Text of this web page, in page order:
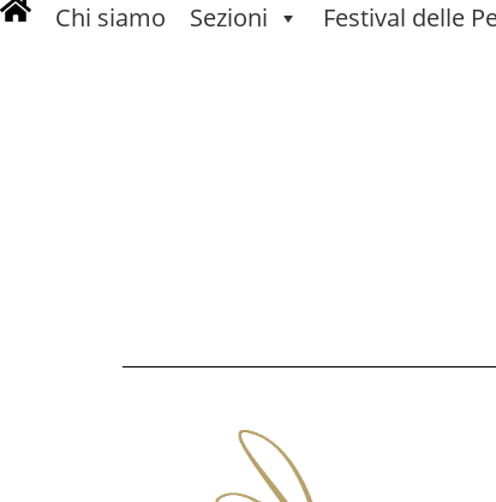
Chi siamo Sezioni Festival delle